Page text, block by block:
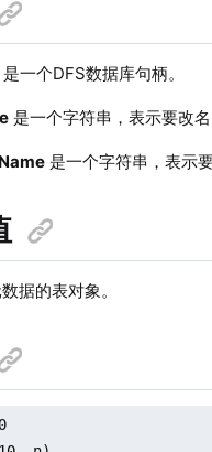
是一个DFS数据库句柄。
是一个字符串，表示要改
是一个字符串，表示
据的表对象。